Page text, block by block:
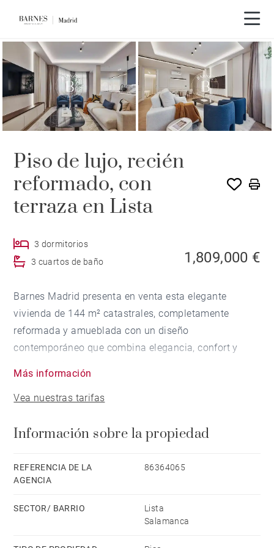
Piso de lujo, recién
reformado, con
terraza en Lista
3 dormitorios
3 cuartos de baño
1,809,000 €
Barnes Madrid presenta en venta esta elegante
vivienda de 144 m² catastrales, completamente
reformada y amueblada con un diseño
contemporáneo que combina elegancia, confort y
Situada en la primera planta de un edificio
luminosidad y una cuidada distribución que
Dispone de tres amplios dormitorios dobles, tres
equipada con electrodomésticos de alta gama, un
Más información
Vea nuestras tarifas
Información sobre la propiedad
REFERENCIA DE LA
AGENCIA
86364065
SECTOR/ BARRIO
Lista
Salamanca